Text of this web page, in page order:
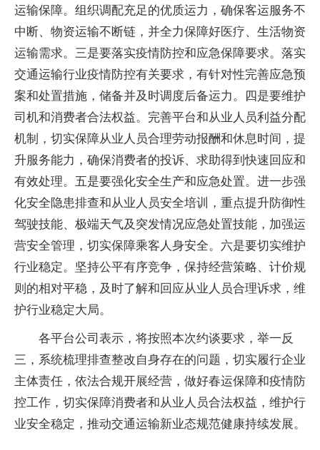
运输保障。组织调配充足的优质运力，确保客运服务不
中断、物资运输不断链，并全力保障好医疗、生活物资
运输需求。三是要落实疫情防控和应急保障要求。落实
交通运输行业疫情防控有关要求，有针对性完善应急预
案和处置措施，储备并及时调度后备运力。四是要维护
司机和消费者合法权益。完善平台和从业人员利益分配
机制，切实保障从业人员合理劳动报酬和休息时间，提
升服务能力，确保消费者的投诉、求助得到快速回应和
有效处理。五是要强化安全生产和应急处置。进一步强
化安全隐患排查和从业人员安全培训，重点提升防御性
驾驶技能、极端天气及突发情况应急处置技能，加强运
营安全管理，切实保障乘客人身安全。六是要切实维护
行业稳定。坚持公平有序竞争，保持经营策略、计价规
则的相对平稳，及时了解和回应从业人员合理诉求，维
护行业稳定大局。
各平台公司表示，将按照本次约谈要求，举一反
三，系统梳理排查整改自身存在的问题，切实履行企业
主体责任，依法合规开展经营，做好春运保障和疫情防
控工作，切实保障消费者和从业人员合法权益，维护行
业安全稳定，推动交通运输新业态规范健康持续发展。